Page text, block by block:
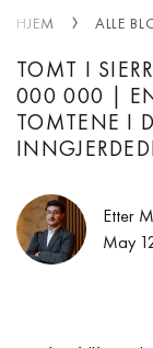
HJEM ALLE
TOMT I
000 000 | EN
TOMTENE I
Etter
May